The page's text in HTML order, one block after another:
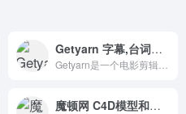
Getyarn 字幕,台词找电影片段神器
魔顿网 C4D模型和资源下载网站